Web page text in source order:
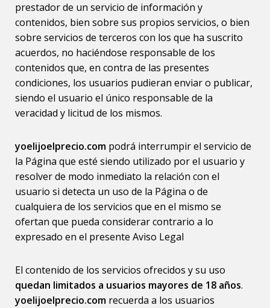
prestador de un servicio de información y
contenidos, bien sobre sus propios servicios, o bien
sobre servicios de terceros con los que ha suscrito
acuerdos, no haciéndose responsable de los
contenidos que, en contra de las presentes
condiciones, los usuarios pudieran enviar o publicar,
siendo el usuario el único responsable de la
veracidad y licitud de los mismos.
yoelijoelprecio.com podrá interrumpir el servicio de
la Página que esté siendo utilizado por el usuario y
resolver de modo inmediato la relación con el
usuario si detecta un uso de la Página o de
cualquiera de los servicios que en el mismo se
ofertan que pueda considerar contrario a lo
expresado en el presente Aviso Legal
El contenido de los servicios ofrecidos y su uso
quedan limitados a usuarios mayores de 18 años.
yoelijoelprecio.com recuerda a los usuarios